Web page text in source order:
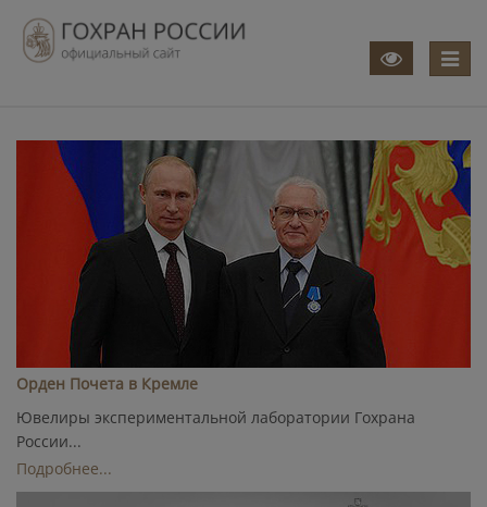
Меню
Орден Почета в Кремле
Ювелиры экспериментальной лаборатории Гохрана
России...
Подробнее...